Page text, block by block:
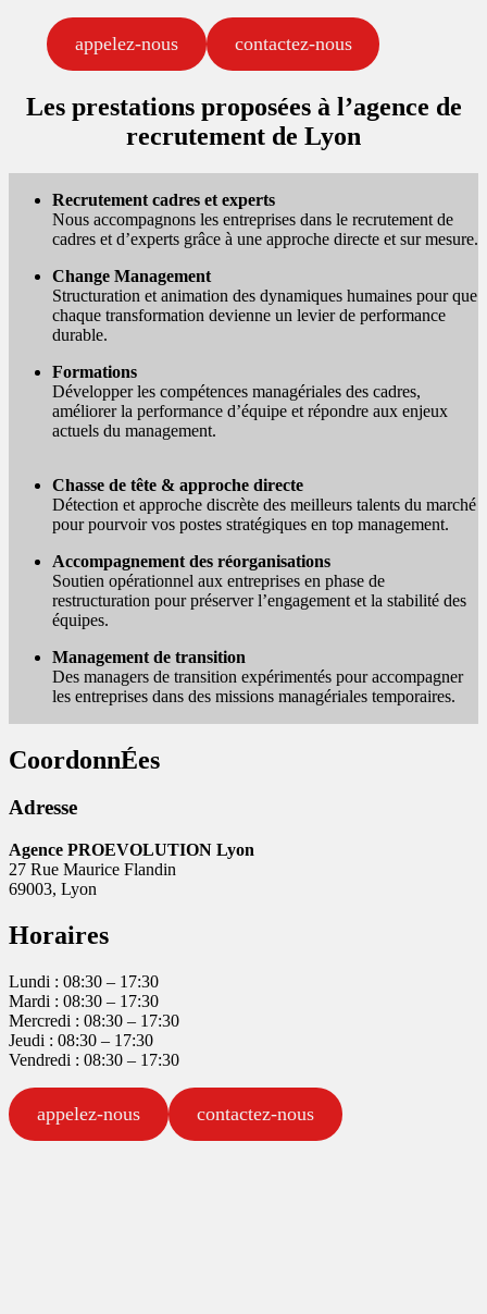
appelez-nous contactez-nous
Les prestations proposées à l’agence de
recrutement de Lyon
Recrutement cadres et experts
Nous accompagnons les entreprises dans le recrutement de
cadres et d’experts grâce à une approche directe et sur mesure.
Change Management
Structuration et animation des dynamiques humaines pour que
chaque transformation devienne un levier de performance
durable.
Formations
Développer les compétences managériales des cadres,
améliorer la performance d’équipe et répondre aux enjeux
actuels du management.
Chasse de tête & approche directe
Détection et approche discrète des meilleurs talents du marché
pour pourvoir vos postes stratégiques en top management.
Accompagnement des réorganisations
Soutien opérationnel aux entreprises en phase de
restructuration pour préserver l’engagement et la stabilité des
équipes.
Management de transition
Des managers de transition expérimentés pour accompagner
les entreprises dans des missions managériales temporaires.
CoordonnÉes
Adresse
Agence PROEVOLUTION Lyon
27 Rue Maurice Flandin
69003, Lyon
Horaires
Lundi : 08:30 – 17:30
Mardi : 08:30 – 17:30
Mercredi : 08:30 – 17:30
Jeudi : 08:30 – 17:30
Vendredi : 08:30 – 17:30
appelez-nous contactez-nous